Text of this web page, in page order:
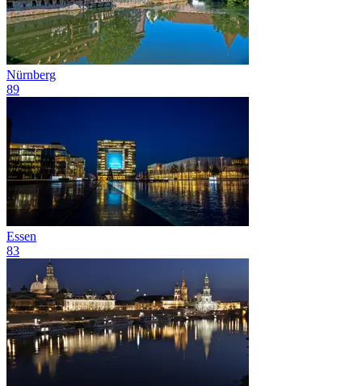
Nürnberg
89
Essen
83